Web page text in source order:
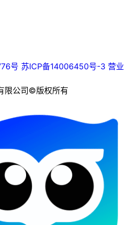
号 苏ICP备14006450号-3 营业
限公司©版权所有